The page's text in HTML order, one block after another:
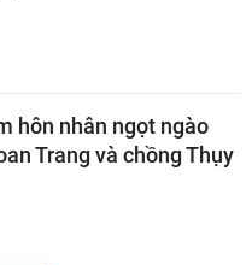
hôn nhân ngọt ngào
Trang và chồng Thụy